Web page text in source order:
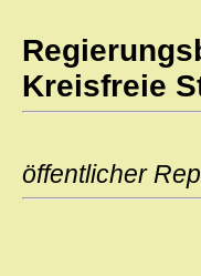
Kreisfreie
öffentlicher